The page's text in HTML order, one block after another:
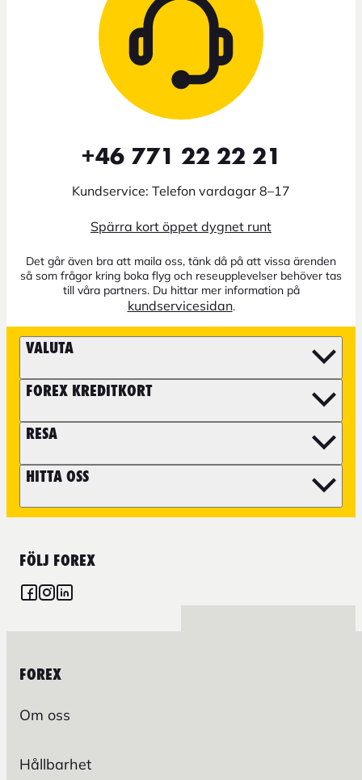
+46 771 22 22 21
Kundservice: Telefon vardagar 8–17
Spärra kort öppet dygnet runt
Det går även bra att maila oss, tänk då på att vissa ärenden
så som frågor kring boka flyg och reseupplevelser behöver tas
till våra partners. Du hittar mer information på
kundservicesidan.
VALUTA
FOREX KREDITKORT
RESA
HITTA OSS
FÖLJ FOREX
FOREX
Om oss
Hållbarhet